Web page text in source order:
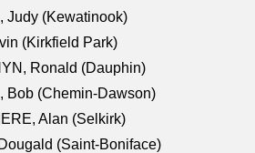
Judy (Kewatinook)
(Kirkfield Park)
Ronald (Dauphin)
Bob (Chemin-Dawson)
Alan (Selkirk)
(Saint-Boniface)